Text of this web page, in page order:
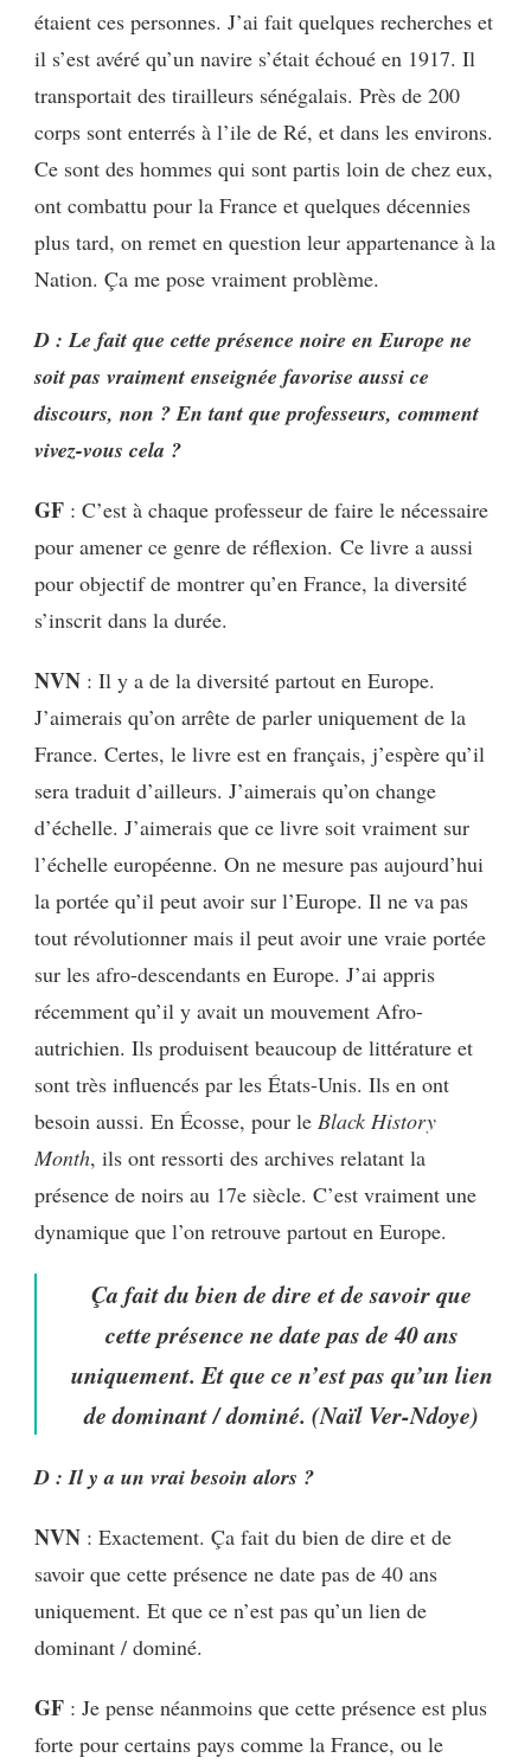
étaient ces personnes. J’ai fait quelques recherches et
il s’est avéré qu’un navire s’était échoué en 1917. Il
transportait des tirailleurs sénégalais. Près de 200
corps sont enterrés à l’ile de Ré, et dans les environs.
Ce sont des hommes qui sont partis loin de chez eux,
ont combattu pour la France et quelques décennies
plus tard, on remet en question leur appartenance à la
Nation. Ça me pose vraiment problème.
D : Le fait que cette présence noire en Europe ne
soit pas vraiment enseignée favorise aussi ce
discours, non ? En tant que professeurs, comment
vivez-vous cela ?
GF : C’est à chaque professeur de faire le nécessaire
pour amener ce genre de réflexion. Ce livre a aussi
pour objectif de montrer qu’en France, la diversité
s’inscrit dans la durée.
NVN : Il y a de la diversité partout en Europe.
J’aimerais qu’on arrête de parler uniquement de la
France. Certes, le livre est en français, j’espère qu’il
sera traduit d’ailleurs. J’aimerais qu’on change
d’échelle. J’aimerais que ce livre soit vraiment sur
l’échelle européenne. On ne mesure pas aujourd’hui
la portée qu’il peut avoir sur l’Europe. Il ne va pas
tout révolutionner mais il peut avoir une vraie portée
sur les afro-descendants en Europe. J’ai appris
récemment qu’il y avait un mouvement Afro-
autrichien. Ils produisent beaucoup de littérature et
sont très influencés par les États-Unis. Ils en ont
besoin aussi. En Écosse, pour le Black History
Month, ils ont ressorti des archives relatant la
présence de noirs au 17e siècle. C’est vraiment une
dynamique que l’on retrouve partout en Europe.
Ça fait du bien de dire et de savoir que
cette présence ne date pas de 40 ans
uniquement. Et que ce n’est pas qu’un lien
de dominant / dominé. (Naïl Ver-Ndoye)
D : Il y a un vrai besoin alors ?
NVN : Exactement. Ça fait du bien de dire et de
savoir que cette présence ne date pas de 40 ans
uniquement. Et que ce n’est pas qu’un lien de
dominant / dominé.
GF : Je pense néanmoins que cette présence est plus
forte pour certains pays comme la France, ou le